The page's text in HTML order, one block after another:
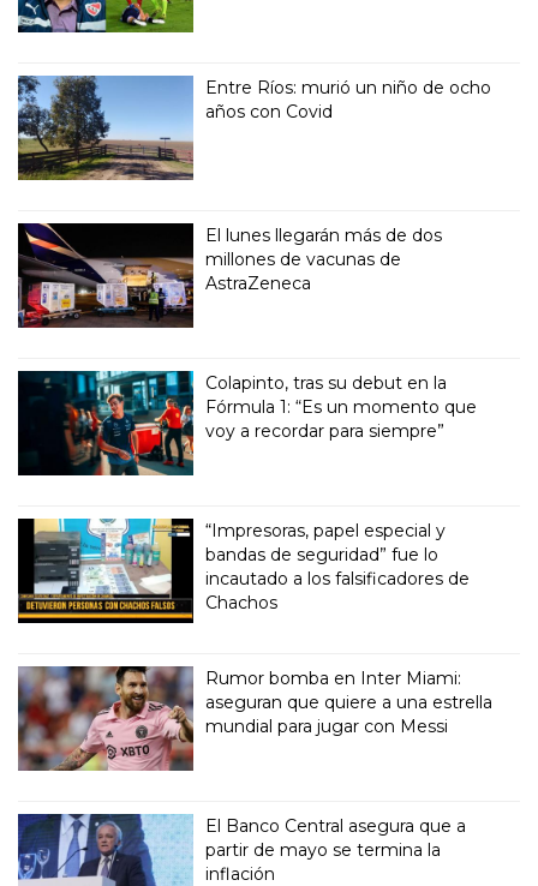
Entre Ríos: murió un niño de ocho
años con Covid
El lunes llegarán más de dos
millones de vacunas de
AstraZeneca
Colapinto, tras su debut en la
Fórmula 1: “Es un momento que
voy a recordar para siempre”
“Impresoras, papel especial y
bandas de seguridad” fue lo
incautado a los falsificadores de
Chachos
Rumor bomba en Inter Miami:
aseguran que quiere a una estrella
mundial para jugar con Messi
El Banco Central asegura que a
partir de mayo se termina la
inflación